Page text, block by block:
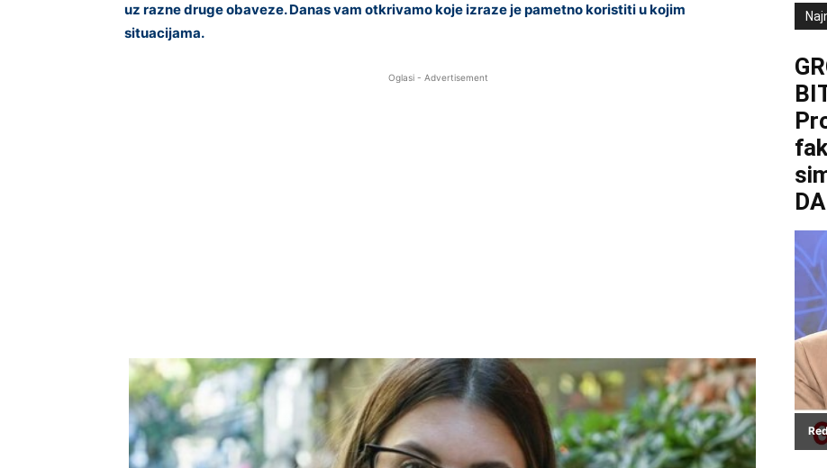
uz razne druge obaveze. Danas vam otkrivamo koje izraze je pametno koristiti u kojim
situacijama.
Oglasi - Advertisement